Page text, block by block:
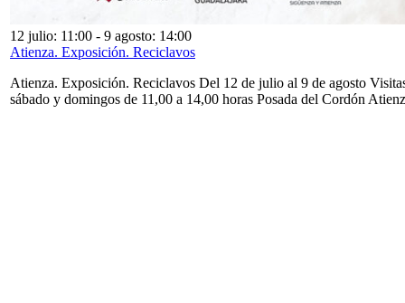
12 julio: 11:00 - 9 agosto: 14:00
Atienza. Exposición. Reciclavos
Atienza. Exposición. Reciclavos Del 12 de julio al 9 de agosto
sábado y domingos de 11,00 a 14,00 horas Posada del Cordón